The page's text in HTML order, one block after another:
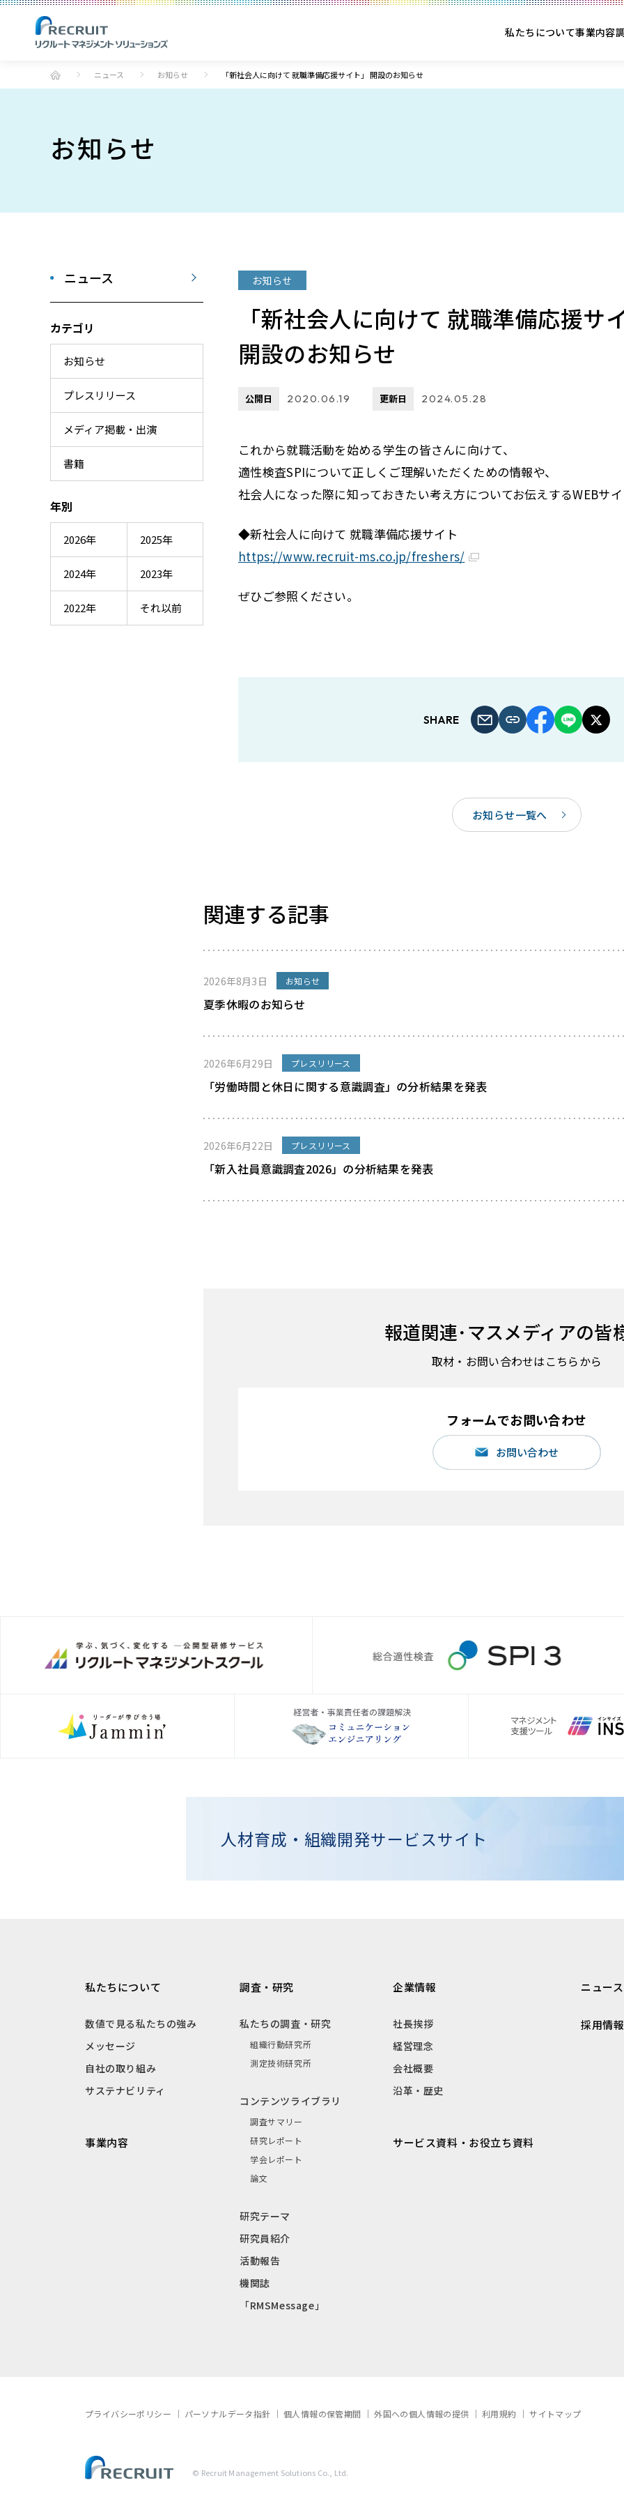
私たちについて事業内容
ニュース お知らせ 「新社会人に向けて 就職準備応援サイト」 開設のお知らせ
お知らせ
ニュース
カテゴリ
お知らせ
プレスリリース
メディア掲載・出演
書籍
年別
2026年 2025年
2024年 2023年
2022年 それ以前
お知らせ
「新社会人に向けて 就職準備応援サ
開設のお知らせ
公開日 2020.06.19 更新日 2024.05.28
これから就職活動を始める学生の皆さんに向けて、
適性検査SPIについて正しくご理解いただくための情報や、
社会人になった際に知っておきたい考え方についてお伝えするWEBサ
◆新社会人に向けて 就職準備応援サイト
https://www.recruit-ms.co.jp/freshers/
ぜひご参照ください。
SHARE
お知らせ一覧へ
関連する記事
2026年8月3日 お知らせ
夏季休暇のお知らせ
2026年6月29日 プレスリリース
「労働時間と休日に関する意識調査」の分析結果を発表
2026年6月22日 プレスリリース
「新入社員意識調査2026」の分析結果を発表
報道関連･マスメディアの皆
取材・お問い合わせはこちらから
フォームでお問い合わせ
お問い合わせ
人材育成・組織開発サービスサイト
私たちについて
数値で見る私たちの強み
メッセージ
自社の取り組み
サステナビリティ
事業内容
調査・研究
私たちの調査・研究
組織行動研究所
測定技術研究所
コンテンツライブラリ
調査サマリー
研究レポート
学会レポート
論文
研究テーマ
研究員紹介
活動報告
機関誌
「RMSMessage」
企業情報
社長挨拶
経営理念
会社概要
沿革・歴史
サービス資料・お役立ち資料
ニュース
採用情報
プライバシーポリシー パーソナルデータ指針 個人情報の保管期間 外国への個人情報の提供 利用規約 サイトマップ
© Recruit Management Solutions Co., Ltd.